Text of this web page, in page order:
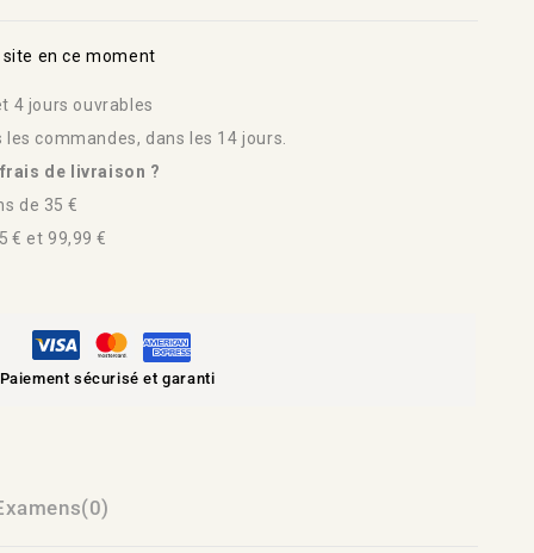
en ce moment
4 jours ouvrables
commandes, dans les 14 jours.
de livraison ?
de 35 €
€ et 99,99 €
Paiement sécurisé et garanti